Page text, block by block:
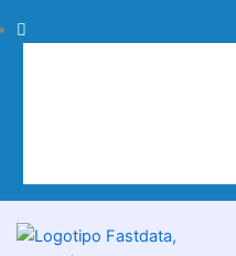
to
Procurar